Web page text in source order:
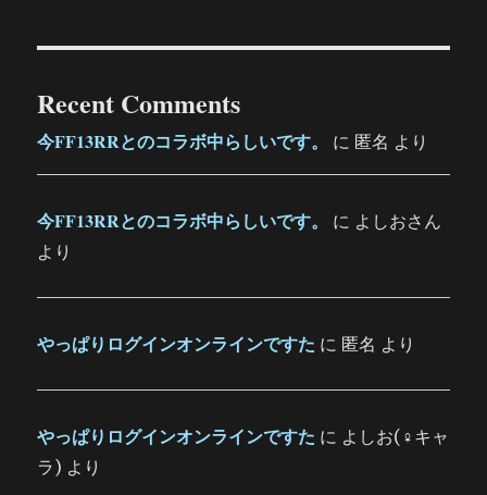
Recent Comments
今FF13RRとのコラボ中らしいです。 に 匿名 より
今FF13RRとのコラボ中らしいです。 に よしおさん
より
やっぱりログインオンラインですた に 匿名 より
やっぱりログインオンラインですた に よしお(♀キャ
ラ) より